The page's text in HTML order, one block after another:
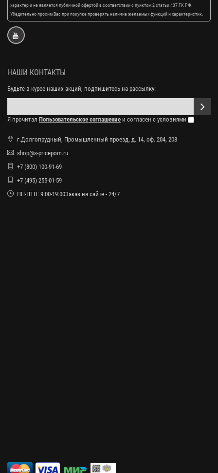
характер и не является публичной офертой в соответствии с пунктом 2 статьи 437 ГК РФ.
Убедительно просим Вас при покупке проверять наличие желаемых функций и характеристик.
НАШИ КОНТАКТЫ
Будьте в курсе наших акций, подпишитесь на рассылку:
Я прочитал Пользовательское соглашение и согласен с условиями
г.Долгопрудный, Промышленный проезд, д. 14, оф. 204, 208
shop@s-pricepom.ru
+7 (800) 100-91-69
+7 (495) 255-01-59
ПН-ПТН: 9:00-19:00Заказ на сайте - 24/7